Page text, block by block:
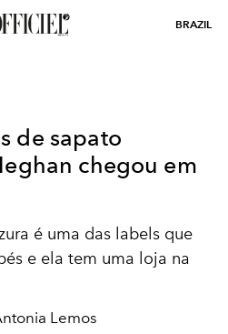
BRAZIL
de sapato
chegou em
é uma das labels que
e ela tem uma loja na
Lemos